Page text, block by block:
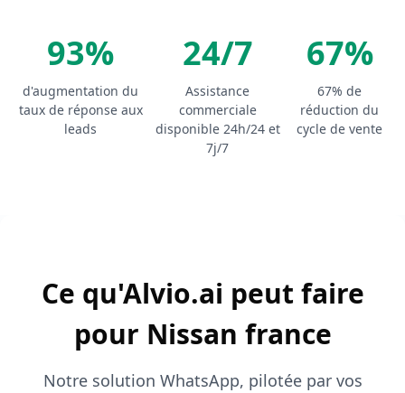
93%
d'augmentation du
taux de réponse aux
leads
24/7
Assistance
commerciale
disponible 24h/24 et
7j/7
67%
67% de
réduction du
cycle de vente
Ce qu'Alvio.ai peut faire
pour Nissan france
Notre solution WhatsApp, pilotée par vos